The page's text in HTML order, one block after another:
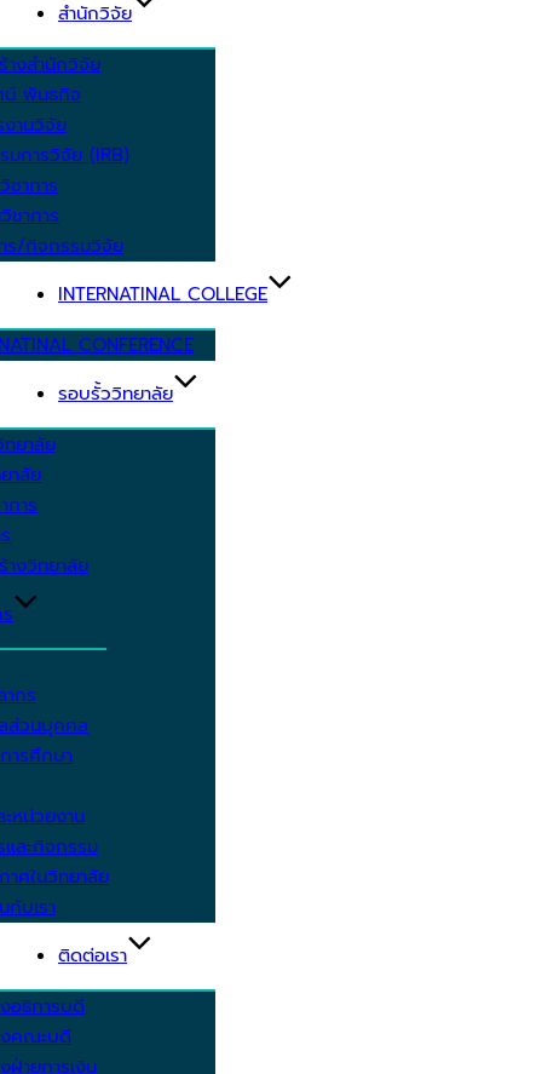
สำนักวิจัย
างสำนักวิจัย
น์ พันธกิจ
งานวิจัย
มการวิจัย (IRB)
ชาการ
ชาการ
ร/กิจกรรมวิจัย
INTERNATINAL COLLEGE
CONFERENCE
รอบรั้ววิทยาลัย
ทยาลัย
าลัย
การ
างวิทยาลัย
กร
ส่วนบุคคล
ารศึกษา
หน่วยงาน
และกิจกรรม
าศในวิทยาลัย
กับเรา
ติดต่อเรา
อธิการบดี
คณะบดี
ฝ่ายการเงิน